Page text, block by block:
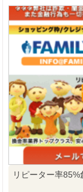
リピーター率